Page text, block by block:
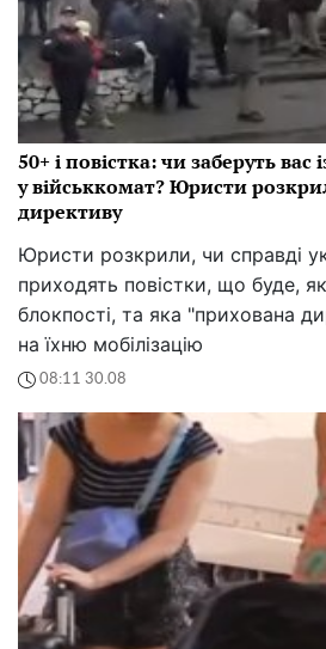
50+ і повістка: чи заберуть
у військкомат? Юристи
директиву
Юристи розкрили, чи справді
приходять повістки, що буде,
блокпості, та яка "прихована
на їхню мобілізацію
08:11 30.08